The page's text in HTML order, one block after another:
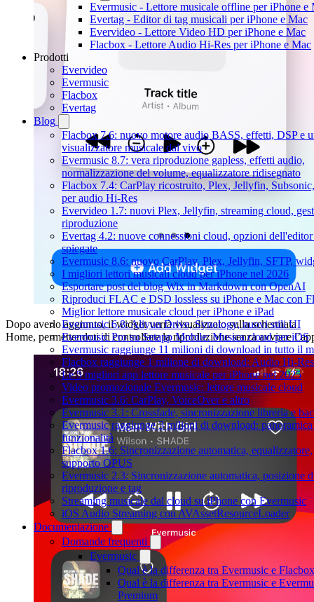
Evermusic - Lettore musicale offline per iPhone e
Evertag - Editor di tag musicali per iPhone e Mac
Evervideo - Lettore Video HD per iPhone e Mac
Flacbox - Lettore Audio Hi-Res per iPhone e Mac
Prodotti
Evervideo
Evermusic
Flacbox
Evertag
Blog
Flacbox 7.6: nuovo motore audio BASS, effetti, DSP e
visualizzatore musicale dal vivo
Evermusic 8.7: vera riproduzione gapless, effetti audio,
normalizzazione del volume, equalizzatore ridisegnato
Flacbox 7.4: CarPlay ricostruito, Plex, Jellyfin,
per audio Hi-Res
Evervideo 1.7: nuovi Plex, Jellyfin, streaming cloud,
riproduzione
Evertag 4.2: nuove connessioni cloud, opzioni
spiegate
Evermusic 8.6: nuovo CarPlay, Plex, Jellyfin, SFTP,
I migliori lettori musicali cloud per iPhone nel 2026
Esportare post del blog Wix in Markdown con OpenAI
Riproduci FLAC e DSD lossless su iPhone e Mac con
Miglior lettore musicale cloud per iPhone e iPad
Evermusic 6.8: Aliyun Drive, Synology, nuovi stili UI
Evermusic Pro su Setapp Mobile: Musica cloud per iOS
Evermusic raggiunge 11 milioni di download in tutto il
Flacbox raggiunge 1 milione di download: Audio Hi-Res
Le 5 migliori app lettore musicale per iPhone nel 2025
Video promozionale Evermusic: lettore musicale cloud
Evermusic 3.6: CarPlay, VoiceOver e altro
Evermusic 3.1: Crossfade, sincronizzazione libreria e
Evermusic raggiunge 3 milioni di download:
funzionalità
Flacbox 1.6: Sincronizzazione automatica, equalizzatore,
supporto OPUS
Evermusic 2.3: Sincronizzazione automatica, posizione
riproduzione e tag
Streaming musicale dal cloud su iPhone con Evermusic
iOS Audio Streaming con AVAssetResourceLoader
Documentazione
Domande frequenti
Evermusic
Qual è la differenza tra Evermusic e Flacbox
Qual è la differenza tra Evermusic e
Premium
Dopo averlo aggiunto, il widget verrà visualizzato sulla schermata
Home, permettendoti di controllare la riproduzione senza avviare